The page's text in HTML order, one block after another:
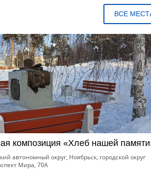
ВСЕ
композиция «Хлеб нашей
автономный округ, Ноябрьск, городской округ
Мира, 70А